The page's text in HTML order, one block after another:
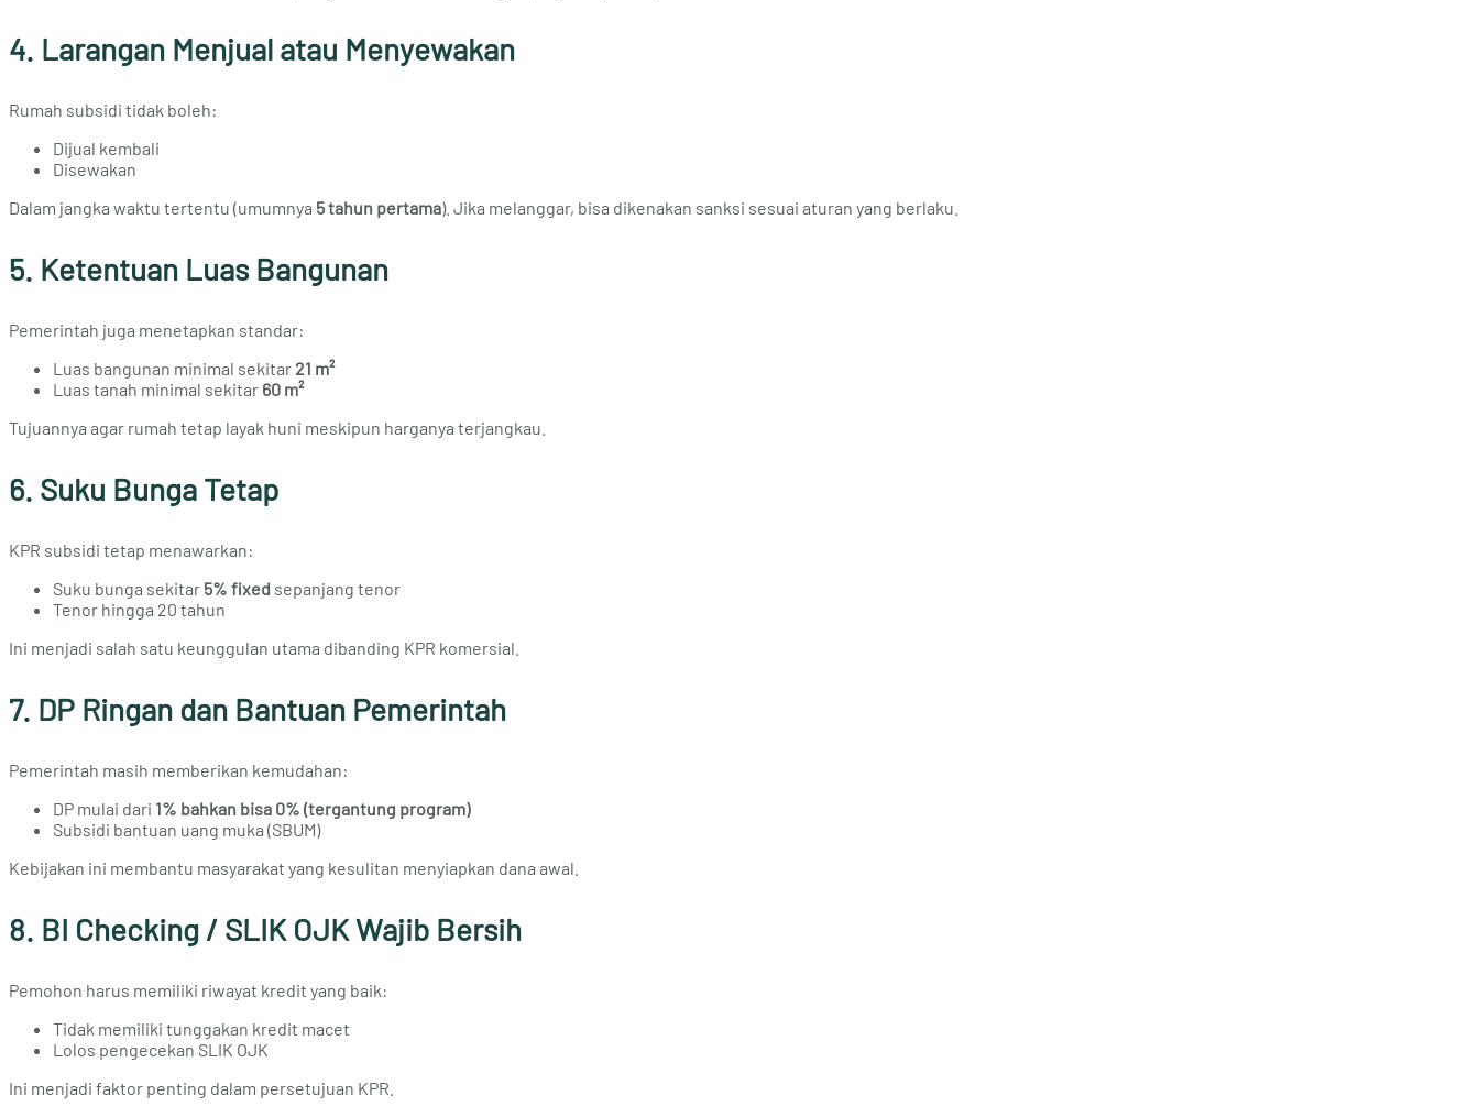
4. Larangan Menjual atau Menyewakan
Rumah subsidi tidak boleh:
Dijual kembali
Disewakan
Dalam jangka waktu tertentu (umumnya 5 tahun pertama). Jika melanggar, bisa dikenakan sanksi sesuai aturan yang berlaku.
5. Ketentuan Luas Bangunan
Pemerintah juga menetapkan standar:
Luas bangunan minimal sekitar 21 m²
Luas tanah minimal sekitar 60 m²
Tujuannya agar rumah tetap layak huni meskipun harganya terjangkau.
6. Suku Bunga Tetap
KPR subsidi tetap menawarkan:
Suku bunga sekitar 5% fixed sepanjang tenor
Tenor hingga 20 tahun
Ini menjadi salah satu keunggulan utama dibanding KPR komersial.
7. DP Ringan dan Bantuan Pemerintah
Pemerintah masih memberikan kemudahan:
DP mulai dari 1% bahkan bisa 0% (tergantung program)
Subsidi bantuan uang muka (SBUM)
Kebijakan ini membantu masyarakat yang kesulitan menyiapkan dana awal.
8. BI Checking / SLIK OJK Wajib Bersih
Pemohon harus memiliki riwayat kredit yang baik:
Tidak memiliki tunggakan kredit macet
Lolos pengecekan SLIK OJK
Ini menjadi faktor penting dalam persetujuan KPR.